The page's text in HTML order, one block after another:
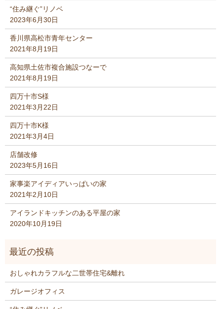
“住み継ぐ”リノベ
2023年6月30日
香川県高松市青年センター
2021年8月19日
高知県土佐市複合施設つなーで
2021年8月19日
四万十市S様
2021年3月22日
四万十市K様
2021年3月4日
店舗改修
2023年5月16日
家事楽アイディアいっぱいの家
2021年2月10日
アイランドキッチンのある平屋の家
2020年10月19日
おしゃれカラフルな二世帯住宅&離れ
ガレージオフィス